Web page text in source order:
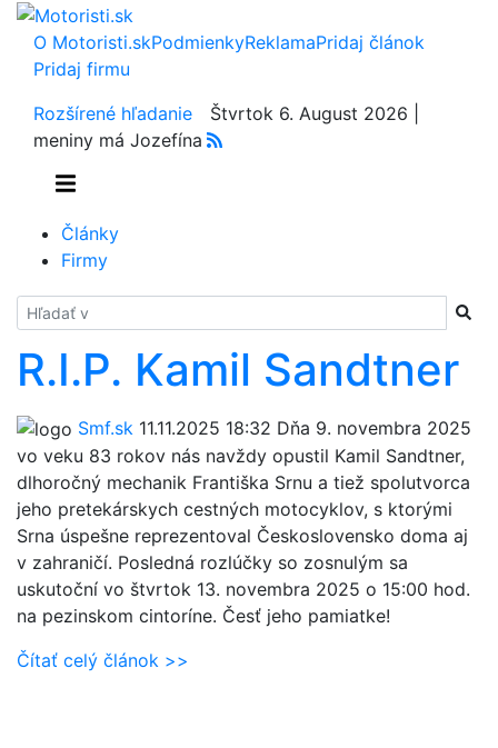
O Motoristi.skPodmienkyReklamaPridaj článok
Pridaj firmu
Rozšírené hľadanie
Štvrtok 6. August 2026 |
meniny má Jozefína
Články
Firmy
Hladať
R.I.P. Kamil Sandtner
Smf.sk 11.11.2025 18:32 Dňa 9. novembra 2025
vo veku 83 rokov nás navždy opustil Kamil Sandtner,
dlhoročný mechanik Františka Srnu a tiež spolutvorca
jeho pretekárskych cestných motocyklov, s ktorými
Srna úspešne reprezentoval Československo doma aj
v zahraničí. Posledná rozlúčky so zosnulým sa
uskutoční vo štvrtok 13. novembra 2025 o 15:00 hod.
na pezinskom cintoríne. Česť jeho pamiatke!
Čítať celý článok >>